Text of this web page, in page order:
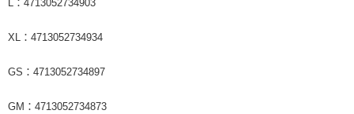
L：4713052734903
XL：4713052734934
GS：4713052734897
GM：4713052734873